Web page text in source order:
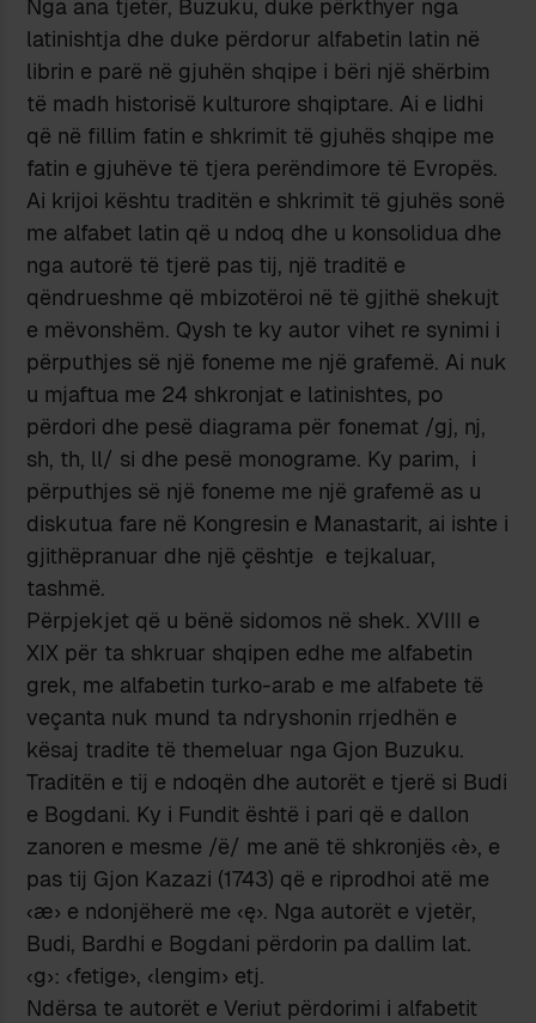
Nga ana tjetër, Buzuku, duke përkthyer nga
latinishtja dhe duke përdorur alfabetin latin në
librin e parë në gjuhën shqipe i bëri një shërbim
të madh historisë kulturore shqiptare. Ai e lidhi
që në fillim fatin e shkrimit të gjuhës shqipe me
fatin e gjuhëve të tjera perëndimore të Evropës.
Ai krijoi kështu traditën e shkrimit të gjuhës sonë
me alfabet latin që u ndoq dhe u konsolidua dhe
nga autorë të tjerë pas tij, një traditë e
qëndrueshme që mbizotëroi në të gjithë shekujt
e mëvonshëm. Qysh te ky autor vihet re synimi i
përputhjes së një foneme me një grafemë. Ai nuk
u mjaftua me 24 shkronjat e latinishtes, po
përdori dhe pesë diagrama për fonemat /gj, nj,
sh, th, ll/ si dhe pesë monograme. Ky parim, i
përputhjes së një foneme me një grafemë as u
diskutua fare në Kongresin e Manastarit, ai ishte i
gjithëpranuar dhe një çështje e tejkaluar,
tashmë.
Përpjekjet që u bënë sidomos në shek. XVIII e
XIX për ta shkruar shqipen edhe me alfabetin
grek, me alfabetin turko-arab e me alfabete të
veçanta nuk mund ta ndryshonin rrjedhën e
kësaj tradite të themeluar nga Gjon Buzuku.
Traditën e tij e ndoqën dhe autorët e tjerë si Budi
e Bogdani. Ky i Fundit është i pari që e dallon
zanoren e mesme /ë/ me anë të shkronjës ‹è›, e
pas tij Gjon Kazazi (1743) që e riprodhoi atë me
‹æ› e ndonjëherë me ‹ę›. Nga autorët e vjetër,
Budi, Bardhi e Bogdani përdorin pa dallim lat.
‹g›: ‹fetige›, ‹lengim› etj.
Ndërsa te autorët e Veriut përdorimi i alfabetit